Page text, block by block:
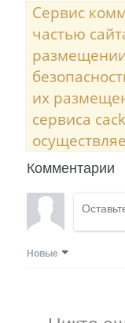
Сервис
частью
их
сервиса
Комментарии
Новые